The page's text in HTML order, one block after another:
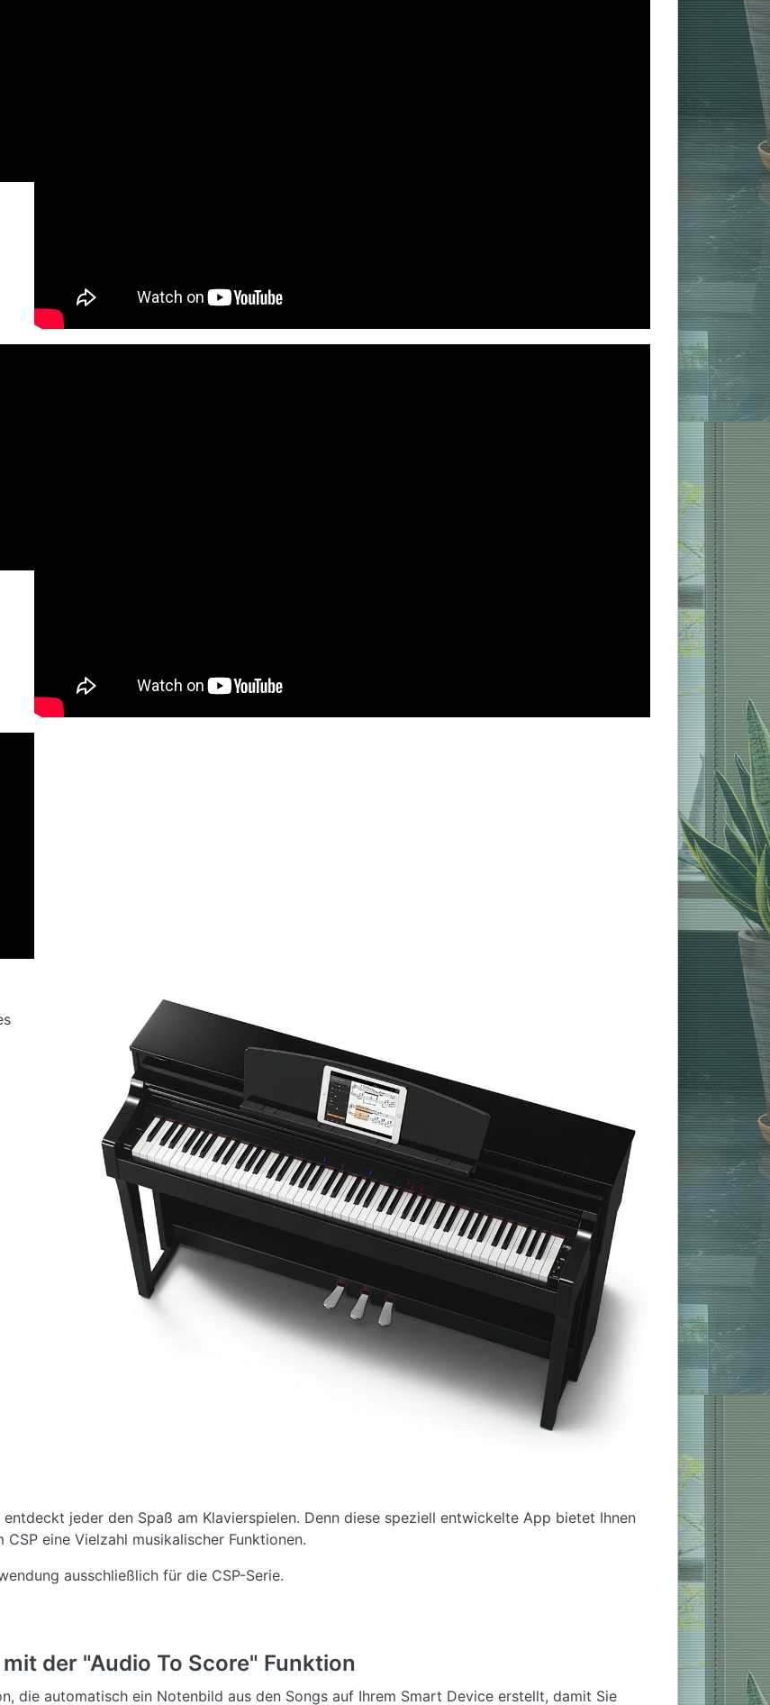
jeder den Spaß am Klavierspielen. Denn diese speziell entwickelte App bietet Ihnen
eine Vielzahl musikalischer Funktionen.
ausschließlich für die CSP-Serie.
der "Audio To Score" Funktion
die automatisch ein Notenbild aus den Songs auf Ihrem Smart Device erstellt, damit Sie